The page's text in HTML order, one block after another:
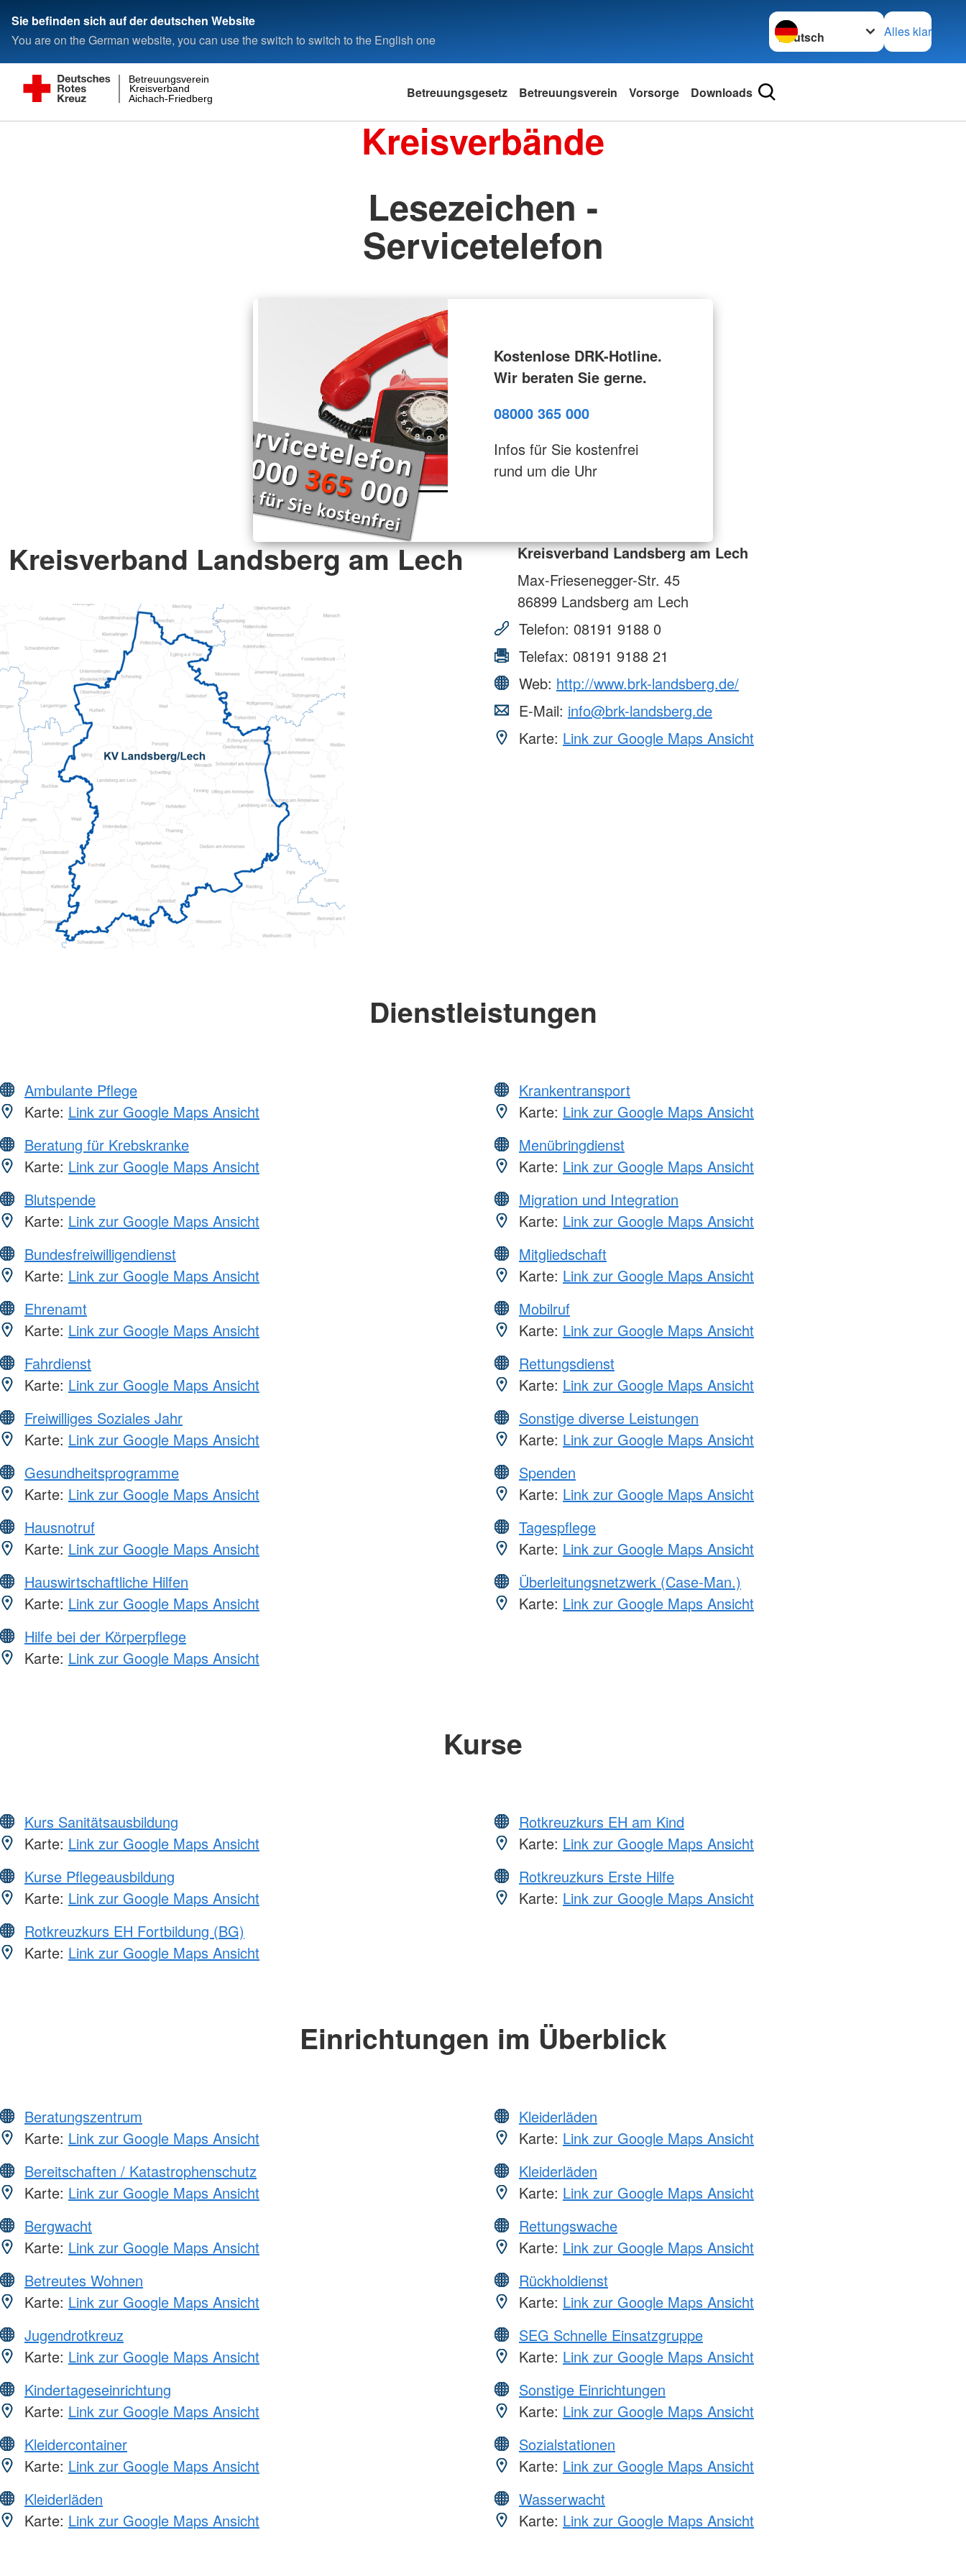
Sie befinden sich auf der deutschen Website
You are on the German website, you can use the switch to switch to the English one
Sprache wechseln zu
Alles klar
Aichach-Friedberg
Kreisverband
Betreuungsverein
Betreuungsgesetz Betreuungsverein Vorsorge Downloads
Kreisverbände
Lesezeichen -
Servicetelefon
Kostenlose DRK-Hotline.
Wir beraten Sie gerne.
08000 365 000
Infos für Sie kostenfrei
rund um die Uhr
Kreisverband Landsberg am Lech
Kreisverband Landsberg am Lech
Max-Friesenegger-Str. 45
86899 Landsberg am Lech
Telefon: 08191 9188 0
Telefax: 08191 9188 21
Web: http://www.brk-landsberg.de/
E-Mail: info@brk-landsberg.de
Karte: Link zur Google Maps Ansicht
Dienstleistungen
Ambulante Pflege
Karte: Link zur Google Maps Ansicht
Beratung für Krebskranke
Karte: Link zur Google Maps Ansicht
Blutspende
Karte: Link zur Google Maps Ansicht
Bundesfreiwilligendienst
Karte: Link zur Google Maps Ansicht
Ehrenamt
Karte: Link zur Google Maps Ansicht
Fahrdienst
Karte: Link zur Google Maps Ansicht
Freiwilliges Soziales Jahr
Karte: Link zur Google Maps Ansicht
Gesundheitsprogramme
Karte: Link zur Google Maps Ansicht
Hausnotruf
Karte: Link zur Google Maps Ansicht
Hauswirtschaftliche Hilfen
Karte: Link zur Google Maps Ansicht
Hilfe bei der Körperpflege
Karte: Link zur Google Maps Ansicht
Krankentransport
Karte: Link zur Google Maps Ansicht
Menübringdienst
Karte: Link zur Google Maps Ansicht
Migration und Integration
Karte: Link zur Google Maps Ansicht
Mitgliedschaft
Karte: Link zur Google Maps Ansicht
Mobilruf
Karte: Link zur Google Maps Ansicht
Rettungsdienst
Karte: Link zur Google Maps Ansicht
Sonstige diverse Leistungen
Karte: Link zur Google Maps Ansicht
Spenden
Karte: Link zur Google Maps Ansicht
Tagespflege
Karte: Link zur Google Maps Ansicht
Überleitungsnetzwerk (Case-Man.)
Karte: Link zur Google Maps Ansicht
Kurse
Kurs Sanitätsausbildung
Karte: Link zur Google Maps Ansicht
Kurse Pflegeausbildung
Karte: Link zur Google Maps Ansicht
Rotkreuzkurs EH Fortbildung (BG)
Karte: Link zur Google Maps Ansicht
Rotkreuzkurs EH am Kind
Karte: Link zur Google Maps Ansicht
Rotkreuzkurs Erste Hilfe
Karte: Link zur Google Maps Ansicht
Einrichtungen im Überblick
Beratungszentrum
Karte: Link zur Google Maps Ansicht
Bereitschaften / Katastrophenschutz
Karte: Link zur Google Maps Ansicht
Bergwacht
Karte: Link zur Google Maps Ansicht
Betreutes Wohnen
Karte: Link zur Google Maps Ansicht
Jugendrotkreuz
Karte: Link zur Google Maps Ansicht
Kindertageseinrichtung
Karte: Link zur Google Maps Ansicht
Kleidercontainer
Karte: Link zur Google Maps Ansicht
Kleiderläden
Karte: Link zur Google Maps Ansicht
Kleiderläden
Karte: Link zur Google Maps Ansicht
Kleiderläden
Karte: Link zur Google Maps Ansicht
Rettungswache
Karte: Link zur Google Maps Ansicht
Rückholdienst
Karte: Link zur Google Maps Ansicht
SEG Schnelle Einsatzgruppe
Karte: Link zur Google Maps Ansicht
Sonstige Einrichtungen
Karte: Link zur Google Maps Ansicht
Sozialstationen
Karte: Link zur Google Maps Ansicht
Wasserwacht
Karte: Link zur Google Maps Ansicht